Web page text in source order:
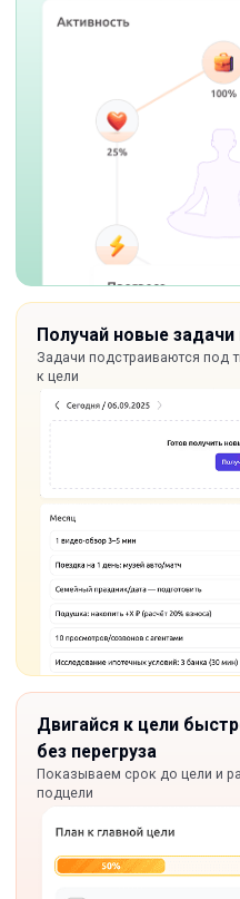
Получай новые
Задачи подстраиваются под
к цели
Двигайся к цели
без перегруза
Показываем срок до цели и
подцели